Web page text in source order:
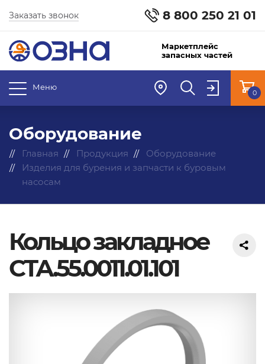
8 800 250 21 01
Заказать звонок
Маркетплейс
запасных частей
Меню
0
Оборудование
Главная Продукция
Оборудование
Изделия для бурения и запчасти к буровым
насосам
Кольцо закладное
СТА.55.0011.01.101